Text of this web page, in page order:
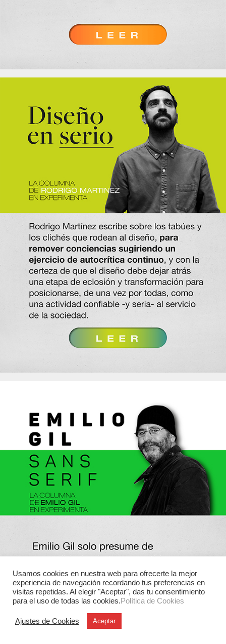
Usamos cookies en nuestra web para ofrecerte la mejor
experiencia de navegación recordando tus preferencias en
visitas repetidas. Al elegir "Aceptar", das tu consentimiento
para el uso de todas las cookies.Política de Cookies
Ajustes de Cookies Aceptar